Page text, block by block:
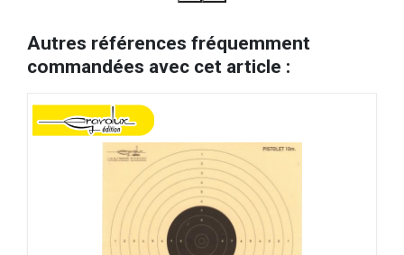
Autres références fréquemment
commandées avec cet article :